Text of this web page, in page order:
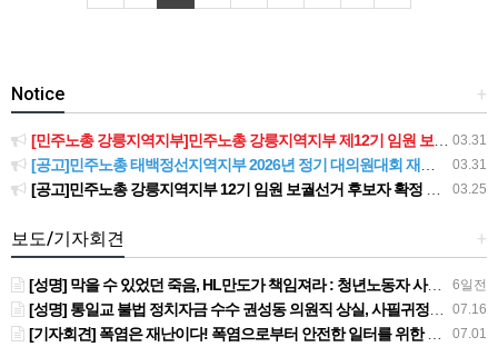
+
Notice
03.31
[민주노총 강릉지역지부]민주노총 강릉지역지부 제12기 임원 보궐선거결과 공고
03.31
[공고]민주노총 태백정선지역지부 2026년 정기 대의원대회 재소집 건
03.25
[공고]민주노총 강릉지역지부 12기 임원 보궐선거 후보자 확정 공고
+
보도/기자회견
6일전
[성명] 막을 수 있었던 죽음, HL만도가 책임져라 : 청년노동자 사망사고의 철저한 진상규명과 재발방지 대책 마련하라
07.16
[성명] 통일교 불법 정치자금 수수 권성동 의원직 상실, 사필귀정이다
07.01
[기자회견] 폭염은 재난이다! 폭염으로부터 안전한 일터를 위한 민주노총 강원지역본부 폭염감시단 선포 기자회견